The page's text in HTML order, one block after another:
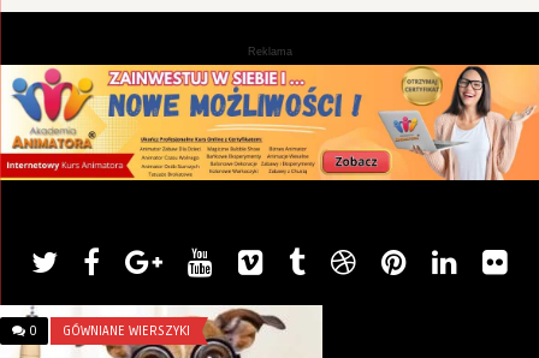
Reklama
0 GÓWNIANE WIERSZYKI